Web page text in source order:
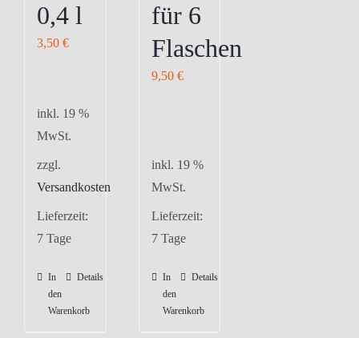
Produktseite
gewählt
Produktseite
gewählt
werden
0,4 l
3,50 €
inkl. 19 %
MwSt.
zzgl.
Versandkosten
Lieferzeit:
7 Tage
In
den
Warenkorb
Details
für 6
Flaschen
9,50 €
inkl. 19 %
MwSt.
Lieferzeit:
7 Tage
In
den
Warenkorb
Details